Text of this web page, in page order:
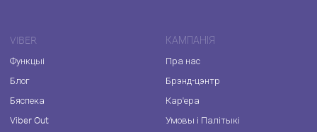
VIBER
Функцыі
Блог
Бяспека
Viber Out
КАМПАНІЯ
Пра нас
Брэнд-цэнтр
Кар'ера
Умовы і Палітыкі